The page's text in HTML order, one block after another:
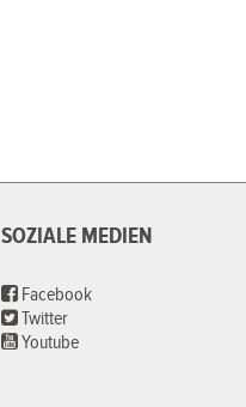
SOZIALE MEDIEN
Facebook
Twitter
Youtube